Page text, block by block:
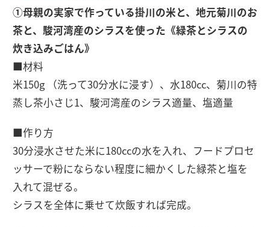
①母親の実家で作っている掛川の米と、地元菊川のお
茶と、駿河湾産のシラスを使った《緑茶とシラスの
炊き込みごはん》
■材料
米150g （洗って30分水に浸す）、水180cc、菊川の特
蒸し茶小さじ1、駿河湾産のシラス適量、塩適量
■作り方
30分浸水させた米に180ccの水を入れ、フードプロセ
ッサーで粉にならない程度に細かくした緑茶と塩を
入れて混ぜる。
シラスを全体に乗せて炊飯すれば完成。